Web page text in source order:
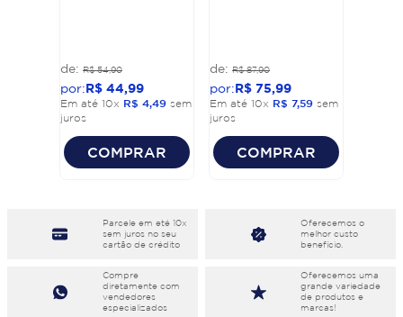
R$ 54,90
R$ 44,99
Em até 10x R$ 4,49 sem
juros
COMPRAR
R$ 87,90
R$ 75,99
Em até 10x R$ 7,59 sem
juros
COMPRAR
Parcele em eté 10x
sem juros no seu
cartão de crédito
Oferecemos o
melhor custo
benefício.
Compre
diretamente com
vendedores
especializados
Oferecemos uma
grande variedade
de produtos e
marcas!